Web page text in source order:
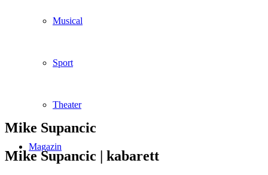
Musical
Sport
Theater
Magazin
Mike Supancic
Mike Supancic | kabarett